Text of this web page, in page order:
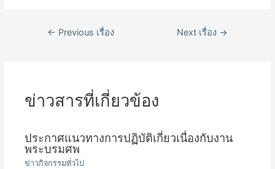
← Previous เรื่อง Next เรื่อง →
ข่าวสารที่เกี่ยวข้อง
ประกาศแนวทางการปฏิบัติเกี่ยวเนื่องกับงาน
พระบรมศพ
ข่าวกิจกรรมทั่วไป